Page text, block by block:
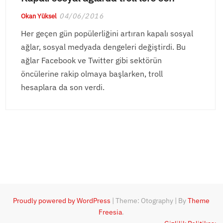
Okan Yüksel 04/06/2016
Her geçen gün popülerliğini artıran kapalı sosyal
ağlar, sosyal medyada dengeleri değiştirdi. Bu
ağlar Facebook ve Twitter gibi sektörün
öncülerine rakip olmaya başlarken, troll
hesaplara da son verdi.
Proudly powered by WordPress |Theme: Otography ByTheme
Freesia.